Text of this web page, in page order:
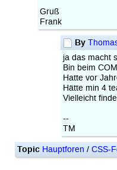
Gruß
Frank
By
ja das macht
Bin beim
Hatte vor
Hätte min 4
Vielleicht
--
TM
Topic Hauptforen / CSS-